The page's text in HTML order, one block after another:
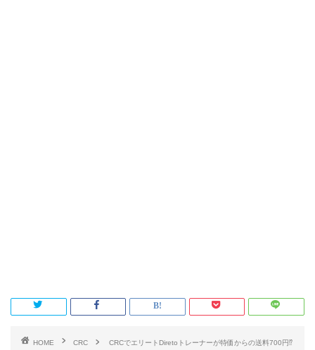
HOME CRC CRCでエリートDiretoトレーナーが特価からの送料700円⁉